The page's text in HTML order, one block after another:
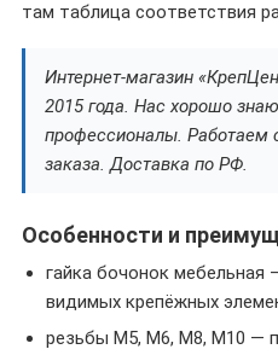
там таблица соответствия
Интернет-магазин
2015 года. Нас хорошо
профессионалы. Работаем
заказа. Доставка по РФ.
Особенности и
гайка бочонок мебельная
видимых крепёжных
резьбы М5, М6, М8, М10 —